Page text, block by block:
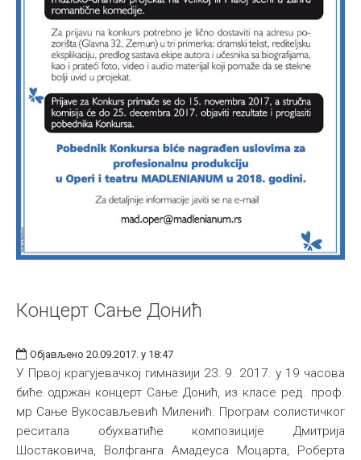
Концерт Сaње Донић
Објављено 20.09.2017. у 18:47
У Првој крагујевачкој гимназији 23. 9. 2017. у 19 часова
биће одржан концерт Сaње Донић, из класе ред. проф.
мр Сање Вукосављевић Миленић. Програм солистичког
реситала обухватиће композиције Дмитрија
Шостаковича, Волфганга Амадеуса Моцарта, Роберта